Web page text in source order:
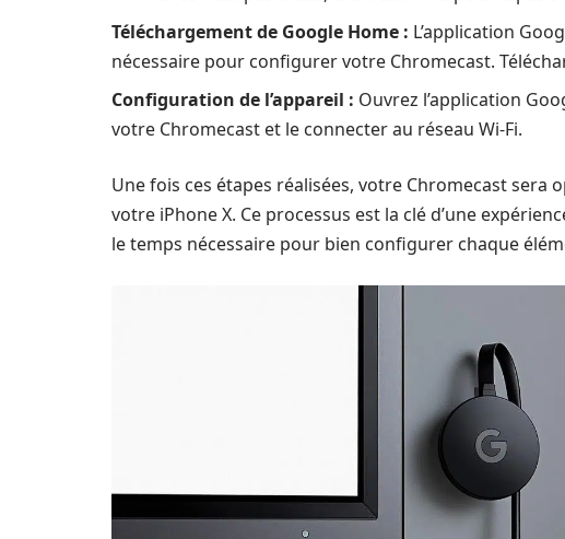
Téléchargement de Google Home : L’application
nécessaire pour configurer votre Chromecast.
Configuration de l’appareil : Ouvrez l’application
votre Chromecast et le connecter au réseau Wi-Fi.
Une fois ces étapes réalisées, votre Chromecast
votre iPhone X. Ce processus est la clé d’une
le temps nécessaire pour bien configurer chaque